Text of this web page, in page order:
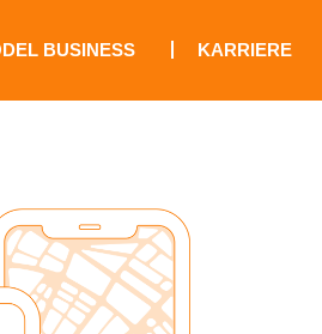
BUSINESS KARRIERE